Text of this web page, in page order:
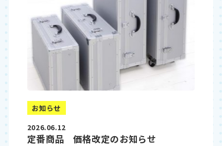
お知らせ
2026.06.12
定番商品 価格改定のお知らせ